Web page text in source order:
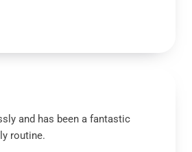
and has been a fantastic
routine.